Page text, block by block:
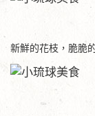
新鮮的花枝，脆脆